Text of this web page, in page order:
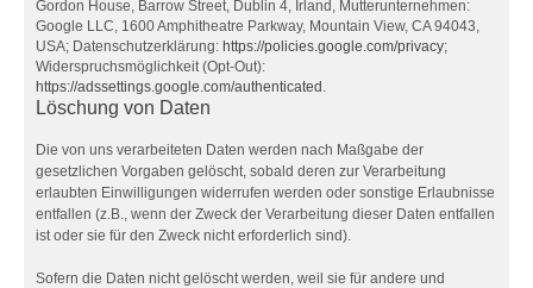
Gordon House, Barrow Street, Dublin 4, Irland, Mutterunternehmen:
Google LLC, 1600 Amphitheatre Parkway, Mountain View, CA 94043,
USA; Datenschutzerklärung: https://policies.google.com/privacy;
Widerspruchsmöglichkeit (Opt-Out):
https://adssettings.google.com/authenticated .
Löschung von Daten
Die von uns verarbeiteten Daten werden nach Maßgabe der
gesetzlichen Vorgaben gelöscht, sobald deren zur Verarbeitung
erlaubten Einwilligungen widerrufen werden oder sonstige Erlaubnisse
entfallen (z.B., wenn der Zweck der Verarbeitung dieser Daten entfallen
ist oder sie für den Zweck nicht erforderlich sind).
Sofern die Daten nicht gelöscht werden, weil sie für andere und